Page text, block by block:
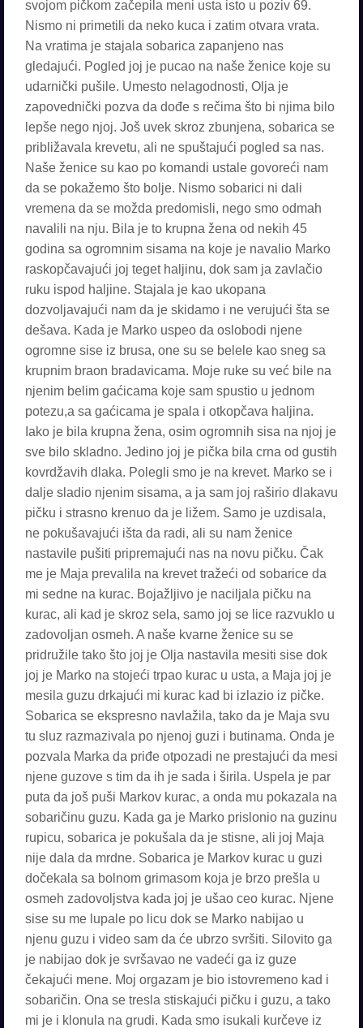
svojom pičkom začepila meni usta isto u poziv 69.
Nismo ni primetili da neko kuca i zatim otvara vrata.
Na vratima je stajala sobarica zapanjeno nas
gledajući. Pogled joj je pucao na naše ženice koje su
udarnički pušile. Umesto nelagodnosti, Olja je
zapovednički pozva da dođe s rečima što bi njima bilo
lepše nego njoj. Još uvek skroz zbunjena, sobarica se
približavala krevetu, ali ne spuštajući pogled sa nas.
Naše ženice su kao po komandi ustale govoreći nam
da se pokažemo što bolje. Nismo sobarici ni dali
vremena da se možda predomisli, nego smo odmah
navalili na nju. Bila je to krupna žena od nekih 45
godina sa ogromnim sisama na koje je navalio Marko
raskopčavajući joj teget haljinu, dok sam ja zavlačio
ruku ispod haljine. Stajala je kao ukopana
dozvoljavajući nam da je skidamo i ne verujući šta se
dešava. Kada je Marko uspeo da oslobodi njene
ogromne sise iz brusa, one su se belele kao sneg sa
krupnim braon bradavicama. Moje ruke su već bile na
njenim belim gaćicama koje sam spustio u jednom
potezu,a sa gaćicama je spala i otkopčava haljina.
Iako je bila krupna žena, osim ogromnih sisa na njoj je
sve bilo skladno. Jedino joj je pička bila crna od gustih
kovrdžavih dlaka. Polegli smo je na krevet. Marko se i
dalje sladio njenim sisama, a ja sam joj raširio dlakavu
pičku i strasno krenuo da je ližem. Samo je uzdisala,
ne pokušavajući išta da radi, ali su nam ženice
nastavile pušiti pripremajući nas na novu pičku. Čak
me je Maja prevalila na krevet tražeći od sobarice da
mi sedne na kurac. Bojažljivo je naciljala pičku na
kurac, ali kad je skroz sela, samo joj se lice razvuklo u
zadovoljan osmeh. A naše kvarne ženice su se
pridružile tako što joj je Olja nastavila mesiti sise dok
joj je Marko na stojeći trpao kurac u usta, a Maja joj je
mesila guzu drkajući mi kurac kad bi izlazio iz pičke.
Sobarica se ekspresno navlažila, tako da je Maja svu
tu sluz razmazivala po njenoj guzi i butinama. Onda je
pozvala Marka da priđe otpozadi ne prestajući da mesi
njene guzove s tim da ih je sada i širila. Uspela je par
puta da još puši Markov kurac, a onda mu pokazala na
sobaričinu guzu. Kada ga je Marko prislonio na guzinu
rupicu, sobarica je pokušala da je stisne, ali joj Maja
nije dala da mrdne. Sobarica je Markov kurac u guzi
dočekala sa bolnom grimasom koja je brzo prešla u
osmeh zadovoljstva kada joj je ušao ceo kurac. Njene
sise su me lupale po licu dok se Marko nabijao u
njenu guzu i video sam da će ubrzo svršiti. Silovito ga
je nabijao dok je svršavao ne vadeći ga iz guze
čekajući mene. Moj orgazam je bio istovremeno kad i
sobaričin. Ona se tresla stiskajući pičku i guzu, a tako
mi je i klonula na grudi. Kada smo isukali kurčeve iz